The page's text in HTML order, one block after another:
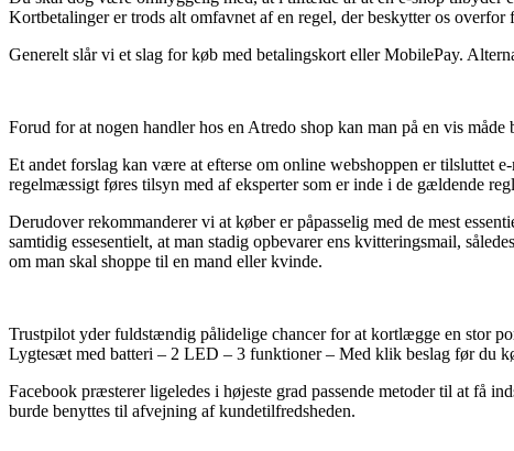
Kortbetalinger er trods alt omfavnet af en regel, der beskytter os overfor
Generelt slår vi et slag for køb med betalingskort eller MobilePay.
Forud for at nogen handler hos en Atredo shop kan man på en vis
Et andet forslag kan være at efterse om online webshoppen er tilsluttet
regelmæssigt føres tilsyn med af eksperter som er inde i de gældende
Derudover rekommanderer vi at køber er påpasselig med de mest
samtidig essesentielt, at man stadig opbevarer ens kvitteringsmail,
om man skal shoppe til en mand eller kvinde.
Trustpilot yder fuldstændig pålidelige chancer for at kortlægge en stor
Lygtesæt med batteri – 2 LED – 3 funktioner – Med klik beslag før du
Facebook præsterer ligeledes i højeste grad passende metoder til at få
burde benyttes til afvejning af kundetilfredsheden.